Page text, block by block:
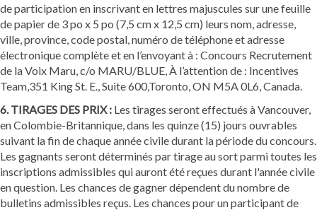
de participation en inscrivant en lettres majuscules sur une feuille
de papier de 3 po x 5 po (7,5 cm x 12,5 cm) leurs nom, adresse,
ville, province, code postal, numéro de téléphone et adresse
électronique complète et en l’envoyant à : Concours Recrutement
de la Voix Maru, c/o MARU/BLUE, À l’attention de : Incentives
Team,351 King St. E., Suite 600,Toronto, ON M5A 0L6, Canada.
6. TIRAGES DES PRIX : Les tirages seront effectués à Vancouver,
en Colombie-Britannique, dans les quinze (15) jours ouvrables
suivant la fin de chaque année civile durant la période du concours.
Les gagnants seront déterminés par tirage au sort parmi toutes les
inscriptions admissibles qui auront été reçues durant l'année civile
en question. Les chances de gagner dépendent du nombre de
bulletins admissibles reçus. Les chances pour un participant de